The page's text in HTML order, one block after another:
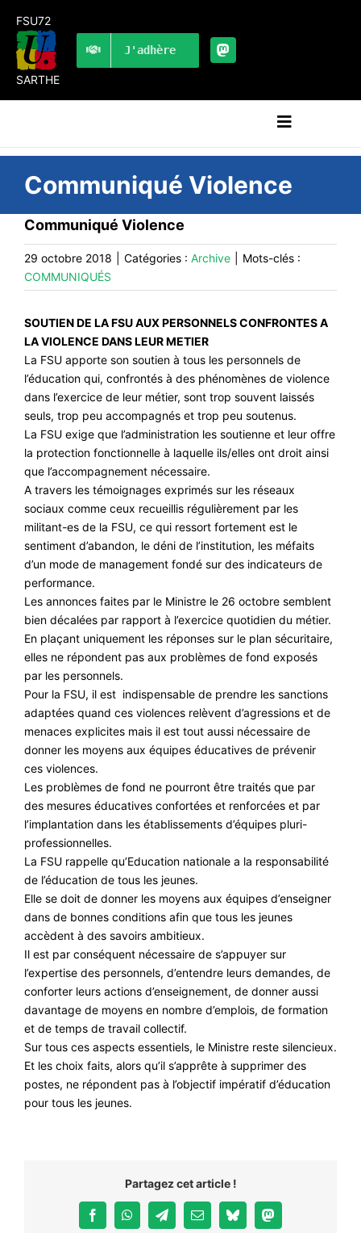
contenu
FSU72
SARTHE
J'adhère
Navigation
RECHERCHER:
LES UNES
#ACTUALITÉS
LA FSU 72
PUBLICATIONS
CONTACT
#ACTIONS
#VOS ÉLUES
#FORMATION
#COMMUNIQUÉS
#ÉLECTIONS
#MÉDIAS
#DÉBATS
#PRESSE
#ARCHIVES
Communiqué Violence
Communiqué Violence
29 octobre 2018 Catégories : Archive
Mots-clés :
COMMUNIQUÉS
SOUTIEN DE LA FSU AUX PERSONNELS CONFRONTES A
LA VIOLENCE DANS LEUR METIER
La FSU apporte son soutien à tous les personnels de
l’éducation qui, confrontés à des phénomènes de violence
dans l’exercice de leur métier, sont trop souvent laissés
seuls, trop peu accompagnés et trop peu soutenus.
La FSU exige que l’administration les soutienne et leur offre
la protection fonctionnelle à laquelle ils/elles ont droit ainsi
que l’accompagnement nécessaire.
A travers les témoignages exprimés sur les réseaux
sociaux comme ceux recueillis régulièrement par les
militant-es de la FSU, ce qui ressort fortement est le
sentiment d’abandon, le déni de l’institution, les méfaits
d’un mode de management fondé sur des indicateurs de
performance.
Les annonces faites par le Ministre le 26 octobre semblent
bien décalées par rapport à l’exercice quotidien du métier.
En plaçant uniquement les réponses sur le plan sécuritaire,
elles ne répondent pas aux problèmes de fond exposés
par les personnels.
Pour la FSU, il est indispensable de prendre les sanctions
adaptées quand ces violences relèvent d’agressions et de
menaces explicites mais il est tout aussi nécessaire de
donner les moyens aux équipes éducatives de prévenir
ces violences.
Les problèmes de fond ne pourront être traités que par
des mesures éducatives confortées et renforcées et par
l’implantation dans les établissements d’équipes pluri-
professionnelles.
La FSU rappelle qu’Education nationale a la responsabilité
de l’éducation de tous les jeunes.
Elle se doit de donner les moyens aux équipes d’enseigner
dans de bonnes conditions afin que tous les jeunes
accèdent à des savoirs ambitieux.
Il est par conséquent nécessaire de s’appuyer sur
l’expertise des personnels, d’entendre leurs demandes, de
conforter leurs actions d’enseignement, de donner aussi
davantage de moyens en nombre d’emplois, de formation
et de temps de travail collectif.
Sur tous ces aspects essentiels, le Ministre reste silencieux.
Et les choix faits, alors qu’il s’apprête à supprimer des
postes, ne répondent pas à l’objectif impératif d’éducation
pour tous les jeunes.
Partagez cet article !
FacebookWhatsAppTelegramEmail BlueskyMastodon